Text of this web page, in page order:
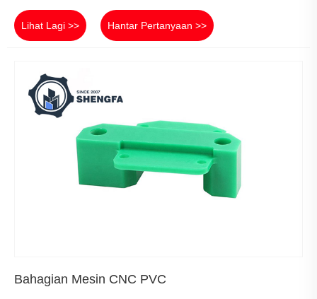
Lihat Lagi >> Hantar Pertanyaan >>
Bahagian Mesin CNC PVC